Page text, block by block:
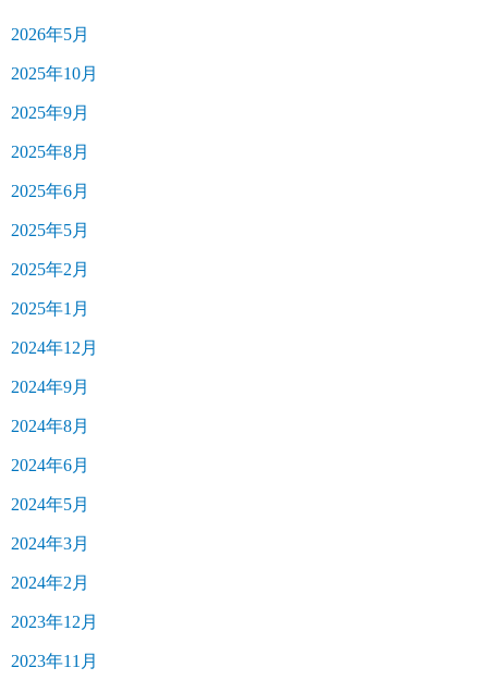
2026年5月
2025年10月
2025年9月
2025年8月
2025年6月
2025年5月
2025年2月
2025年1月
2024年12月
2024年9月
2024年8月
2024年6月
2024年5月
2024年3月
2024年2月
2023年12月
2023年11月